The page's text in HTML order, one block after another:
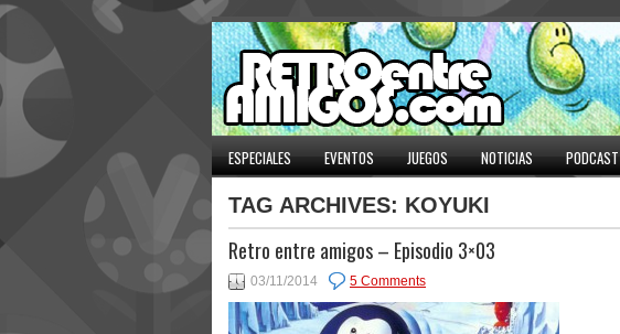
ESPECIALES EVENTOS JUEGOS NOTICIAS PODCAST
TAG ARCHIVES: KOYUKI
Retro entre amigos – Episodio 3×03
03/11/2014 5 Comments